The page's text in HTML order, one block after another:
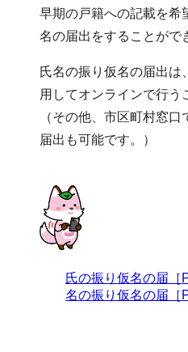
早期の戸籍への記載を希
名の届出をすることがで
氏名の振り仮名の届出は
用してオンラインで行う
（その他、市区町村窓
届出も可能です。）
氏の振り仮名の届［
名の振り仮名の届［